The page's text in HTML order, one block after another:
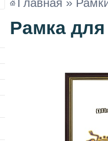
Главная »
Рамка